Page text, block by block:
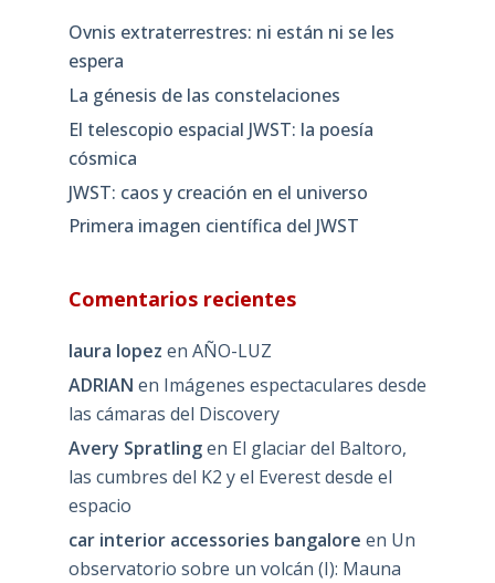
Ovnis extraterrestres: ni están ni se les
espera
La génesis de las constelaciones
El telescopio espacial JWST: la poesía
cósmica
JWST: caos y creación en el universo
Primera imagen científica del JWST
Comentarios recientes
laura lopez en AÑO-LUZ
ADRIAN en Imágenes espectaculares desde
las cámaras del Discovery
Avery Spratlingen El glaciar del Baltoro,
las cumbres del K2 y el Everest desde el
espacio
car interior accessories bangalore en Un
observatorio sobre un volcán (I): Mauna